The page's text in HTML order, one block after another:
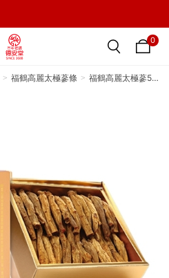
0
福鶴高麗太極蔘條
福鶴高麗太極蔘50